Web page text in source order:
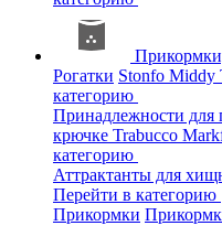
Рогатки Stonfo Middy
категорию
Принадлежности для
крючке Trabucco
категорию
Аттрактанты для
Перейти в категорию
Прикормки